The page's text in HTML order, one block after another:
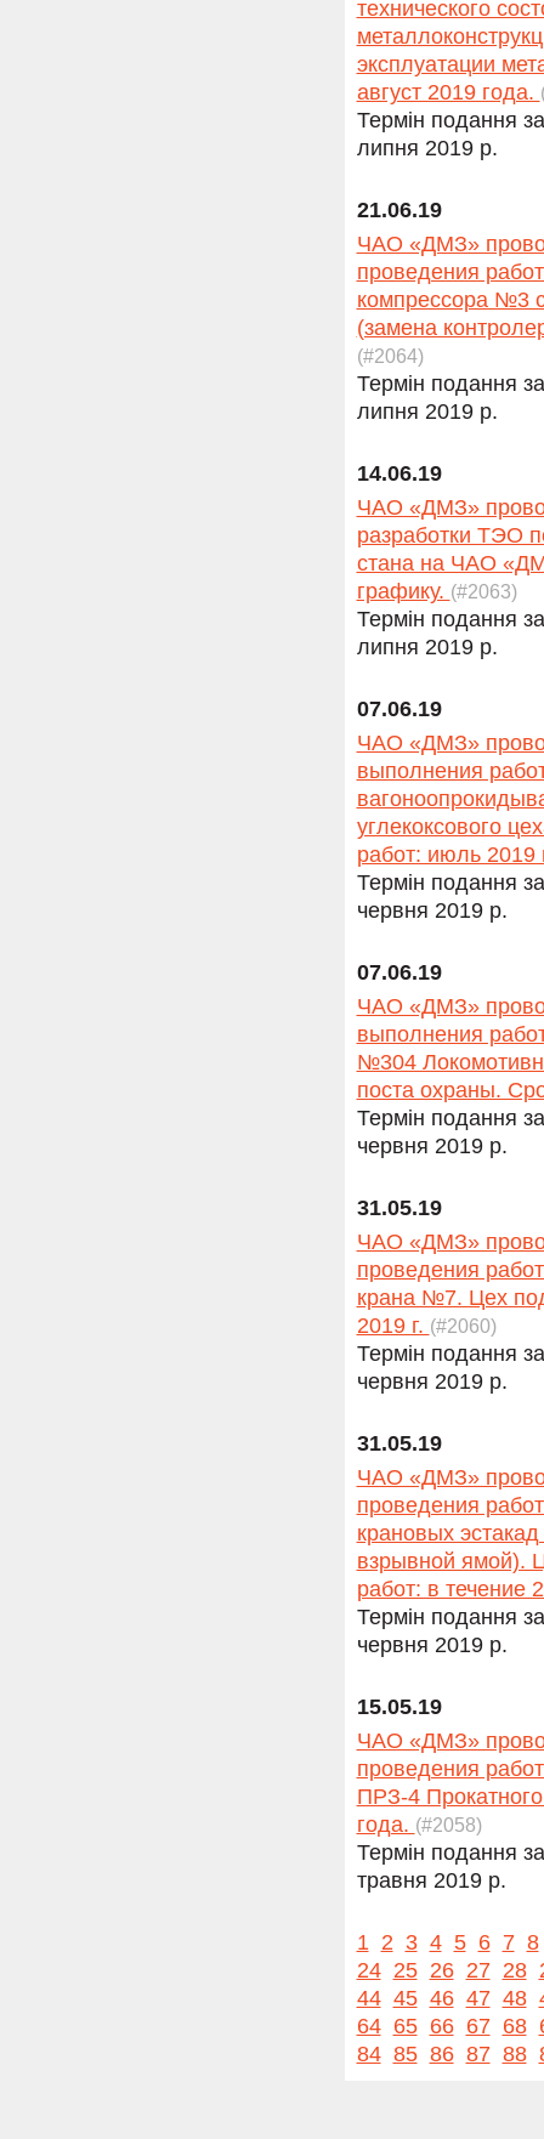
технического
эксплуатации
август 2019 года.
Термін подання
липня 2019 р.
21.06.19
ЧАО «ДМЗ»
проведения
компрессора №3
(замена
(#2064)
Термін подання
липня 2019 р.
14.06.19
ЧАО «ДМЗ»
разработки ТЭО
стана на ЧАО
графику. (#2063)
Термін подання
липня 2019 р.
07.06.19
ЧАО «ДМЗ»
выполнения
углекоксового
работ: июль 2019
Термін подання
червня 2019 р.
07.06.19
ЧАО «ДМЗ»
выполнения
№304
поста охраны.
Термін подання
червня 2019 р.
31.05.19
ЧАО «ДМЗ»
проведения
крана №7. Цех
2019 г. (#2060)
Термін подання
червня 2019 р.
31.05.19
ЧАО «ДМЗ»
проведения
крановых
взрывной ямой).
работ: в течение
Термін подання
червня 2019 р.
15.05.19
ЧАО «ДМЗ»
проведения
ПРЗ-4
года. (#2058)
Термін подання
травня 2019 р.
1 2 3 4 5 6 7 8
24 25 26 27 28
44 45 46 47 48
64 65 66 67 68
84 85 86 87 88